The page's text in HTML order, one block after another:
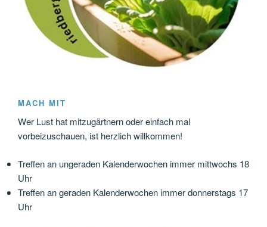
MACH MIT
Wer Lust hat mitzugärtnern oder einfach mal
vorbeizuschauen, ist herzlich willkommen!
Treffen an ungeraden Kalenderwochen immer mittwochs 18
Uhr
Treffen an geraden Kalenderwochen immer donnerstags 17
Uhr